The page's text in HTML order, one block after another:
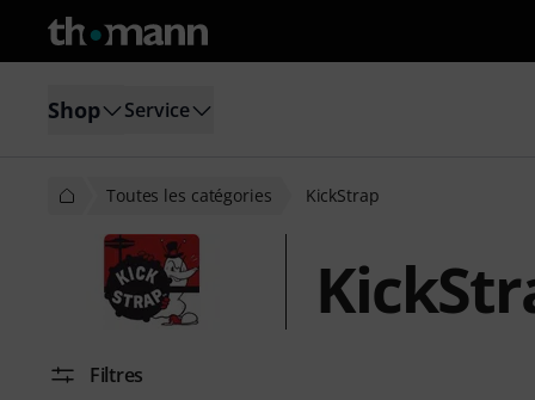
Shop Service
Toutes les catégories KickStrap
Filtres